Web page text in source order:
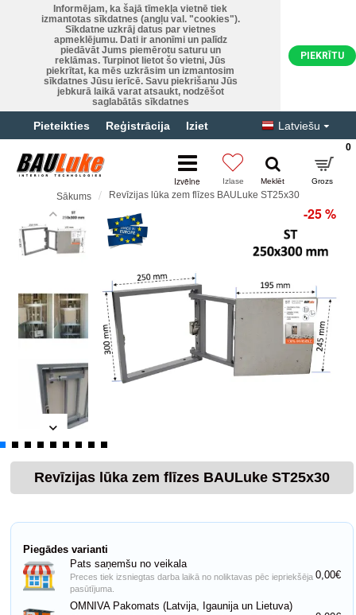
Informējam, ka šajā tīmekļa vietnē tiek
izmantotas sīkdatnes (angļu val. "cookies").
Sīkdatne uzkrāj datus par vietnes
apmeklējumu. Dati ir anonīmi un palīdz
piedāvāt Jums piemērotu saturu un
reklāmas. Turpinot lietot šo vietni, Jūs
piekrītat, ka mēs uzkrāsim un izmantosim
sīkdatnes Jūsu ierīcē. Savu piekrišanu Jūs
jebkurā laikā varat atsaukt, nodzēšot
saglabātās sīkdatnes
PIEKRĪTU
Pieteikties Reģistrācija Iziet Latviešu
0
Sākums Revīzijas lūka zem flīzes BAULuke ST25x30
-25 %
Revīzijas lūka zem flīzes BAULuke ST25x30
Piegādes varianti
Pats saņemšu no veikala
Preces tiek izsniegtas darba laikā no noliktavas pēc iepriekšēja
pasūtījuma.
0,00€
OMNIVA Pakomats (Latvija, Igaunija un Lietuva)